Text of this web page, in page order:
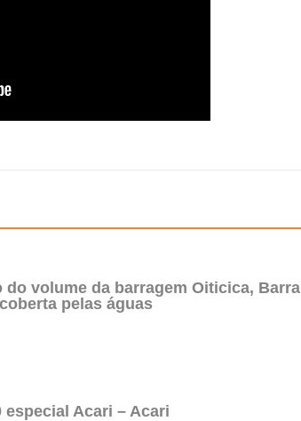
do volume da barragem Oiticica, Barra
pelas águas
especial Acari – Acari